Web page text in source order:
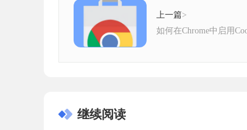
上一篇>
如何在Chrome中启用
继续阅读